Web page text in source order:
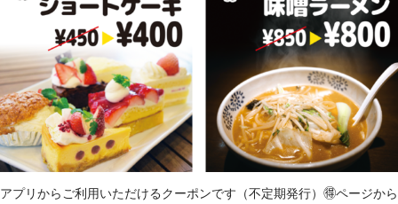
アプリからご利用いただけるクーポンです（不定期発行）🉐ページから